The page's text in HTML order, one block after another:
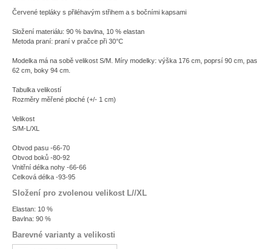
Červené tepláky s přiléhavým střihem a s bočními kapsami
Složení materiálu: 90 % bavlna, 10 % elastan
Metoda praní: praní v pračce při 30°C
Modelka má na sobě velikost S/M. Míry modelky: výška 176 cm, poprsí 90 cm, pas
62 cm, boky 94 cm.
Tabulka velikostí
Rozměry měřené ploché (+/- 1 cm)
Velikost
S/M-L/XL
Obvod pasu -66-70
Obvod boků -80-92
Vnitřní délka nohy -66-66
Celková délka -93-95
Složení pro zvolenou velikost L//XL
Elastan: 10 %
Bavlna: 90 %
Barevné varianty a velikosti